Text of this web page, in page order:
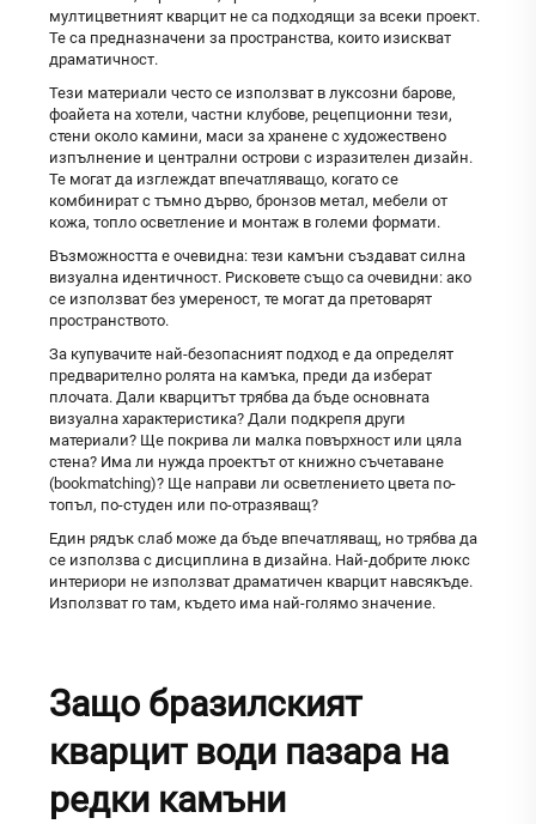
мултицветният кварцит не са подходящи за всеки проект.
Те са предназначени за пространства, които изискват
драматичност.
Тези материали често се използват в луксозни барове,
фоайета на хотели, частни клубове, рецепционни тези,
стени около камини, маси за хранене с художествено
изпълнение и централни острови с изразителен дизайн.
Те могат да изглеждат впечатляващо, когато се
комбинират с тъмно дърво, бронзов метал, мебели от
кожа, топло осветление и монтаж в големи формати.
Възможността е очевидна: тези камъни създават силна
визуална идентичност. Рисковете също са очевидни: ако
се използват без умереност, те могат да претоварят
пространството.
За купувачите най-безопасният подход е да определят
предварително ролята на камъка, преди да изберат
плочата. Дали кварцитът трябва да бъде основната
визуална характеристика? Дали подкрепя други
материали? Ще покрива ли малка повърхност или цяла
стена? Има ли нужда проектът от книжно съчетаване
(bookmatching)? Ще направи ли осветлението цвета по-
топъл, по-студен или по-отразяващ?
Един рядък слаб може да бъде впечатляващ, но трябва да
се използва с дисциплина в дизайна. Най-добрите люкс
интериори не използват драматичен кварцит навсякъде.
Използват го там, където има най-голямо значение.
Защо бразилският
кварцит води пазара на
редки камъни